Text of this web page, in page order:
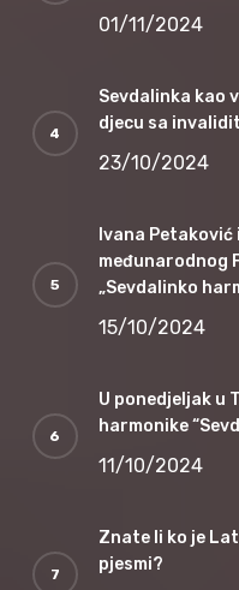
01/11/2024
Sevdalinka kao
djecu sa
23/10/2024
Ivana
međunarodnog
„Sevdalinko
15/10/2024
U ponedjeljak u
harmonike
11/10/2024
Znate li ko je
pjesmi?